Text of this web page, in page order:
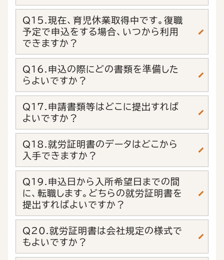
Q15.現在、育児休業取得中です。復職
予定で申込をする場合、いつから利用
できますか？
Q16.申込の際にどの書類を準備した
らよいですか？
Q17.申請書類等はどこに提出すれば
よいですか？
Q18.就労証明書のデータはどこから
入手できますか？
Q19.申込日から入所希望日までの間
に、転職します。どちらの就労証明書を
提出すればよいですか？
Q20.就労証明書は会社規定の様式で
もよいですか？